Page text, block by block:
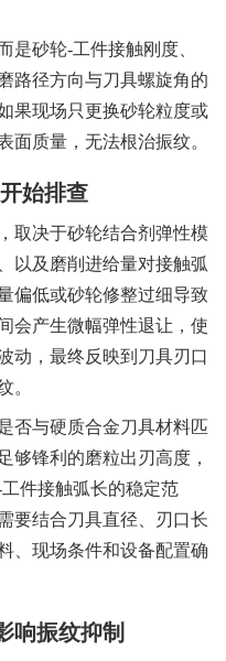
是砂轮-工件接触刚度、
路径方向与刀具螺旋角的
果现场只更换砂轮粒度或
面质量，无法根治振纹。
始排查
取决于砂轮结合剂弹性模
以及磨削进给量对接触弧
偏低或砂轮修整过细导致
会产生微幅弹性退让，使
动，最终反映到刀具刃口
。
否与硬质合金刀具材料匹
够锋利的磨粒出刃高度，
件接触弧长的稳定范
要结合刀具直径、刃口长
、现场条件和设备配置确
响振纹抑制